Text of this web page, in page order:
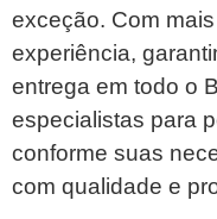
exceção. Com
experiência,
entrega em todo o
especialistas para
conforme suas
com qualidade e